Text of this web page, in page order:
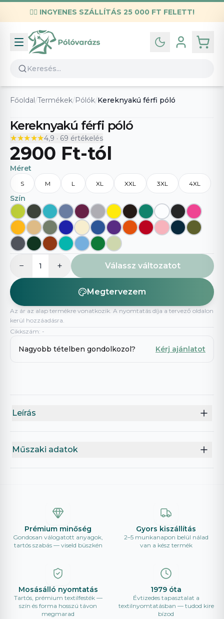
✌🏼 INGYENES SZÁLLÍTÁS 25 000 FT FELETT!
Infó
Kapcsolat
GYIK
Általános szerződési feltételek
Adatvédelmi nyilatkozat
Főoldal /Termékek/Pólók/Kereknyakú férfi póló
Kereknyakú férfi póló
★★★★★
★★★★★4,9 · 69 értékelés
2900 Ft-tól
Méret
S M L XL XXL 3XL 4XL
Szín
− 1 + Válassz változatot
Megtervezem
Az ár az alap termékre vonatkozik. A nyomtatás díja a tervező oldalon
kerül hozzáadásra.
Cikkszám: -
Nagyobb tételben gondolkozol? Kérj ajánlatot
Leírás
Műszaki adatok
Prémium minőség
Gondosan válogatott anyagok,
tartós szabás — viseld büszkén
Gyors kiszállítás
2–5 munkanapon belül nálad
van a kész termék
Mosásálló nyomtatás
Tartós, prémium textilfesték —
szín és forma hosszú távon
megmarad
1979 óta
Évtizedes tapasztalat a
textilnyomtatásban — tudod kire
bízod